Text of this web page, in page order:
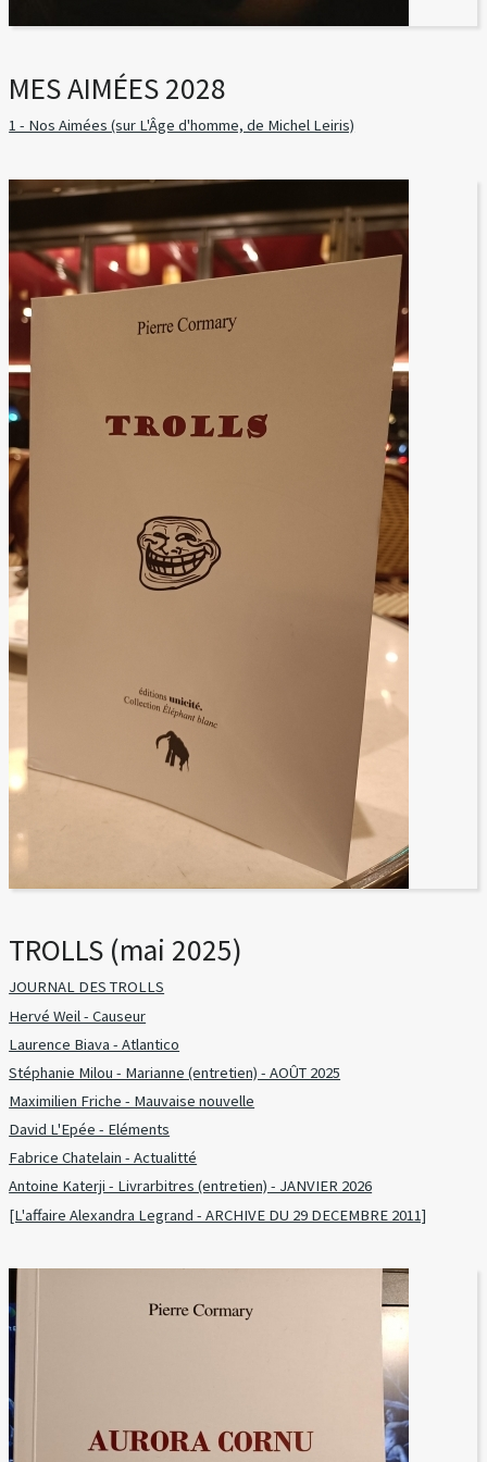
MES AIMÉES 2028
1 - Nos Aimées (sur L'Âge d'homme, de Michel Leiris)
TROLLS (mai 2025)
JOURNAL DES TROLLS
Hervé Weil - Causeur
Laurence Biava - Atlantico
Stéphanie Milou - Marianne (entretien) - AOÛT 2025
Maximilien Friche - Mauvaise nouvelle
David L'Epée - Eléments
Fabrice Chatelain - Actualitté
Antoine Katerji - Livrarbitres (entretien) - JANVIER 2026
[L'affaire Alexandra Legrand - ARCHIVE DU 29 DECEMBRE 2011]